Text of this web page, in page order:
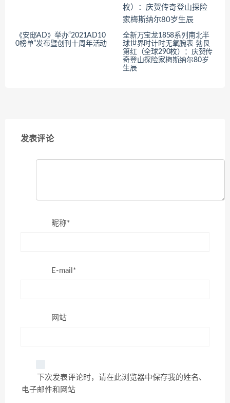
《安邸AD》举办“2021AD10
0榜单”发布暨创刊十周年活动
全新万宝龙1858系列南北半
球世界时计时无氧腕表 勃艮
第红（全球290枚）：庆贺传
奇登山探险家梅斯纳尔80岁
生辰
发表评论
昵称*
E-mail*
网站
下次发表评论时，请在此浏览器中保存我的姓名、
电子邮件和网站